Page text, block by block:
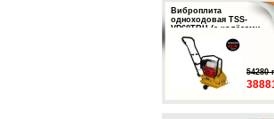
Виброплита
одноходовая TSS-
VP60TRH (с колёсами,
баком и ковриком)
54280